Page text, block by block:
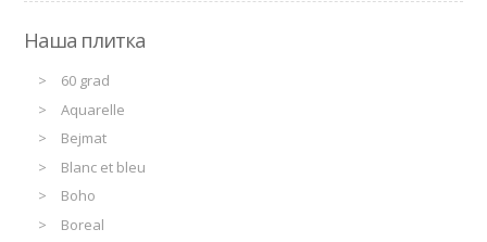
Наша плитка
60 grad
Aquarelle
Bejmat
Blanc et bleu
Boho
Boreal